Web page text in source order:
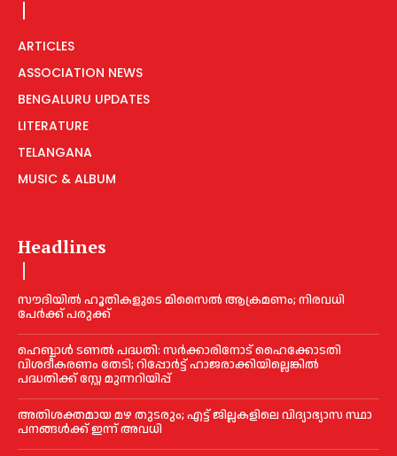
ARTICLES
ASSOCIATION NEWS
BENGALURU UPDATES
LITERATURE
TELANGANA
MUSIC & ALBUM
Headlines
സൗദിയിൽ ഹൂതികളുടെ മിസൈൽ ആക്രമണം; നിരവധി
പേർക്ക് പരുക്ക്
ഹെബ്ബാൾ ടണൽ പദ്ധതി: സർക്കാരിനോട് ഹൈക്കോടതി
വിശദീകരണം തേടി; റിപ്പോർട്ട് ഹാജരാക്കിയില്ലെങ്കിൽ
പദ്ധതിക്ക് സ്റ്റേ മുന്നറിയിപ്പ്
അതിശക്തമായ മഴ തുടരും; എട്ട് ജി​ല്ല​ക​ളി​ലെ വി​ദ്യാ​ഭ്യാ​സ സ്ഥാ​
പ​ന​ങ്ങ​ൾ​ക്ക് ഇ​ന്ന് അ​വ​ധി